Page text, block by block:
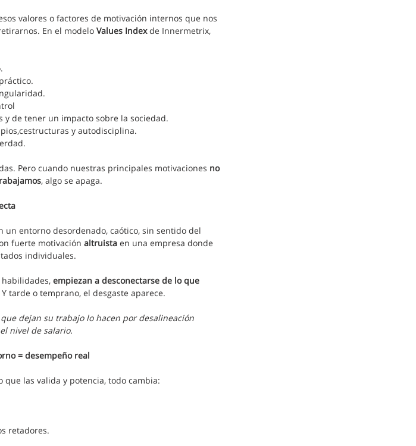
valores o factores de motivación internos que nos
En el modelo Values Index de Innermetrix,
de tener un impacto sobre la sociedad.
y autodisciplina.
Pero cuando nuestras principales motivaciones no
, algo se apaga.
un entorno desordenado, caótico, sin sentido del
fuerte motivación altruista en una empresa donde
individuales.
habilidades, empiezan a desconectarse de lo que
tarde o temprano, el desgaste aparece.
dejan su trabajo lo hacen por desalineación
nivel de salario.
= desempeño real
las valida y potencia, todo cambia:
retadores.